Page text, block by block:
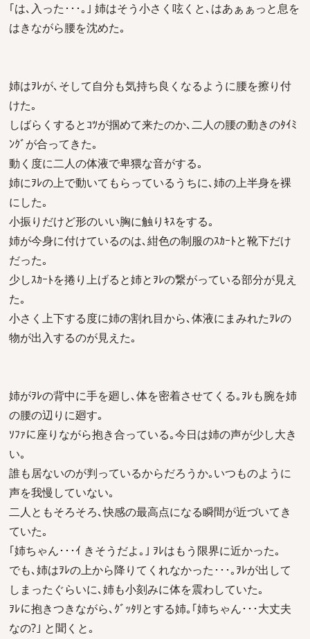
｢は､入った･･･｡｣ 姉はそう小さく呟くと､はあぁぁっと息を
はきながら腰を沈めた｡
姉はｦﾚが､そして自分も気持ち良くなるように腰を擦り付
けた｡
しばらくするとｺﾂが掴めて来たのか､二人の腰の動きのﾀｲﾐ
ﾝｸﾞが合ってきた｡
動く度に二人の体液で卑猥な音がする｡
姉にｦﾚの上で動いてもらっているうちに､姉の上半身を裸
にした｡
小振りだけど形のいい胸に触りｷｽをする｡
姉が今身に付けているのは､紺色の制服のｽｶｰﾄと靴下だけ
だった｡
少しｽｶｰﾄを捲り上げると姉とｦﾚの繋がっている部分が見え
た｡
小さく上下する度に姉の割れ目から､体液にまみれたｦﾚの
物が出入するのが見えた｡
姉がｦﾚの背中に手を廻し､体を密着させてくる｡ｦﾚも腕を姉
の腰の辺りに廻す｡
ｿﾌｧに座りながら抱き合っている｡今日は姉の声が少し大き
い｡
誰も居ないのが判っているからだろうか｡いつものように
声を我慢していない｡
二人ともそろそろ､快感の最高点になる瞬間が近づいてき
ていた｡
｢姉ちゃん･･･ｲ きそうだよ｡｣ ｦﾚはもう限界に近かった｡
でも､姉はｦﾚの上から降りてくれなかった･･･｡ｦﾚが出して
しまったぐらいに､姉も小刻みに体を震わしていた｡
ｦﾚに抱きつきながら､ｸﾞｯﾀﾘとする姉｡｢姉ちゃん･･･大丈夫
なの?｣ と聞くと｡